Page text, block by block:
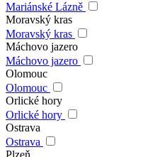
Mariánské Lázně
Moravský kras
Moravský kras
Máchovo jazero
Máchovo jazero
Olomouc
Olomouc
Orlické hory
Orlické hory
Ostrava
Ostrava